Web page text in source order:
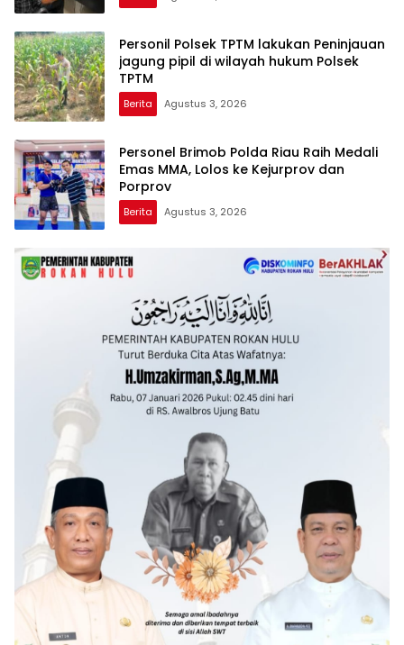
AKUN PEMBUNUH KARAKTER KE PENJARA
Personil Polsek TPTM lakukan Peninjauan
jagung pipil di wilayah hukum Polsek
TPTM
Berita Agustus 3, 2026
Personel Brimob Polda Riau Raih Medali
Emas MMA, Lolos ke Kejurprov dan
Porprov
Berita Agustus 3, 2026